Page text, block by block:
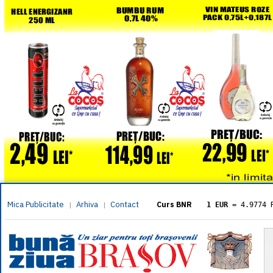
Mica Publicitate | Arhiva | Contact Curs BNR 1 EUR = 4.9774
= 5.8304
1 XAU= 464.4611
1 AED= 1.1933
1 AUD= 2.7957
1 BGN= 2.5449